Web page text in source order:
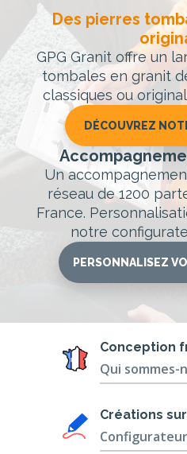
Des pierres
GPG Granit offre un
tombales en granit
classiques ou
DÉCOUVREZ
Un
réseau de 1200
France.
notre
PERSONNALISEZ
Conception
Qui sommes-
Créations
Configurateur